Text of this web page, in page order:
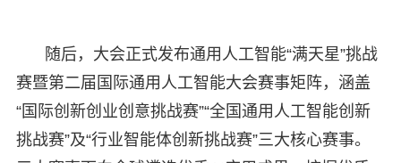
随后，大会正式发布通用人工智能“满天星”挑战
赛暨第二届国际通用人工智能大会赛事矩阵，涵盖
“国际创新创业创意挑战赛”“全国通用人工智能创新
挑战赛”及“行业智能体创新挑战赛”三大核心赛事。